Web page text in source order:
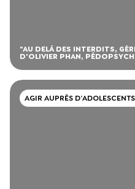
"AU DELÀ DES INTERDITS,
D'OLIVIER PHAN,
AGIR AUPRÈS